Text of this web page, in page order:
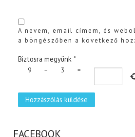
A nevem, email címem, és
a böngészőben a következő
Biztosra megyünk *
9 − 3 =
FACEBOOK